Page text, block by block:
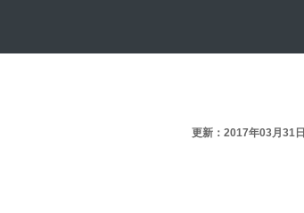
更新：2017年03月31日